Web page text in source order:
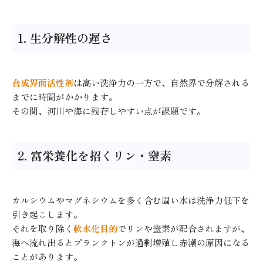
1. 生分解性の遅さ
合成界面活性剤は高い洗浄力の一方で、自然界で分解される
までに時間がかかります。
その間、河川や海に残存しやすい点が課題です。
2. 富栄養化を招くリン・窒素
カルシウムやマグネシウムを多く含む固い水は洗浄力低下を
引き起こします。
それを取り除く 軟水化目的でリンや窒素が配合されますが、
海へ流れ出るとプランクトンが過剰増殖し赤潮の原因になる
ことがあります。